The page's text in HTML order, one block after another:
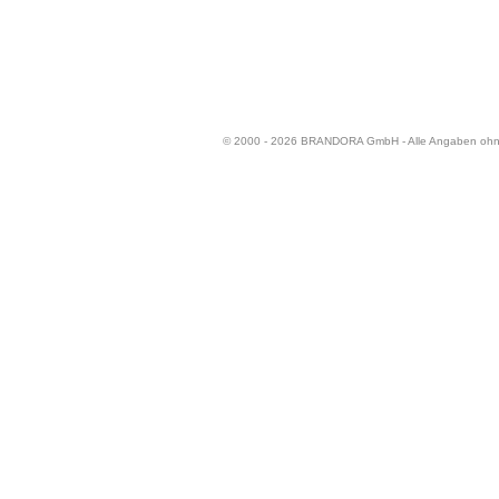
© 2000 - 2026 BRANDORA GmbH - Alle Angaben